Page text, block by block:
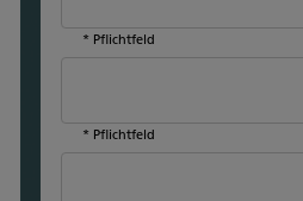
* Pflichtfeld
* Pflichtfeld